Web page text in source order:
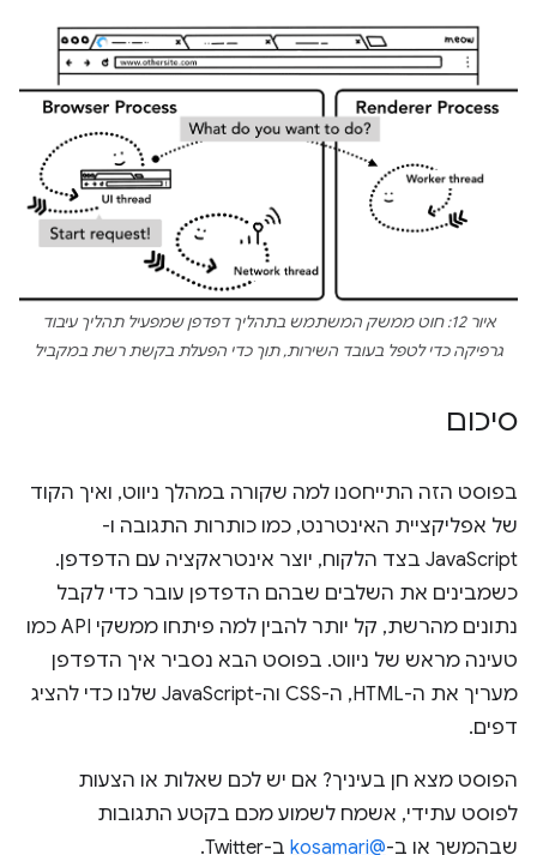
איור 12: חוט ממשק המשתמש בתהליך דפדפן שמפעיל תהליך עיבוד
גרפיקה כדי לטפל בעובד השירות, תוך כדי הפעלת בקשת רשת במקביל
סיכום
בפוסט הזה התייחסנו למה שקורה במהלך ניווט, ואיך הקוד
של אפליקציית האינטרנט, כמו כותרות התגובה ו-
JavaScript בצד הלקוח, יוצר אינטראקציה עם הדפדפן.
כשמבינים את השלבים שבהם הדפדפן עובר כדי לקבל
נתונים מהרשת, קל יותר להבין למה פיתחו ממשקי API כמו
טעינה מראש של ניווט. בפוסט הבא נסביר איך הדפדפן
מעריך את ה-HTML, ה-CSS וה-JavaScript שלנו כדי להציג
דפים.
הפוסט מצא חן בעיניך? אם יש לכם שאלות או הצעות
לפוסט עתידי, אשמח לשמוע מכם בקטע התגובות
שבהמשך או ב-@kosamari ב-Twitter.